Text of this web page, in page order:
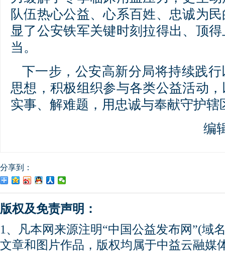
队伍热心公益、心系百姓、忠诚为
显了公安铁军关键时刻拉得出、顶
当。
下一步，公安高新分局将持续践
思想，积极组织参与各类公益活动
实事、解难题，用忠诚与奉献守护辖
编
分享到：
版权及免责声明：
1、凡本网来源注明“中国公益发布网”(域
文章和图片作品，版权均属于中益云融媒